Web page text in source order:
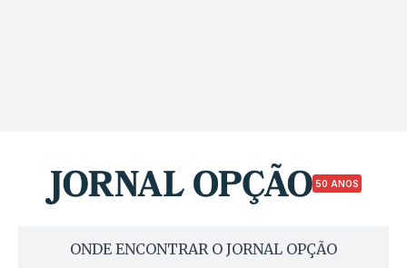
50 ANOS
ONDE ENCONTRAR O JORNAL OPÇÃO